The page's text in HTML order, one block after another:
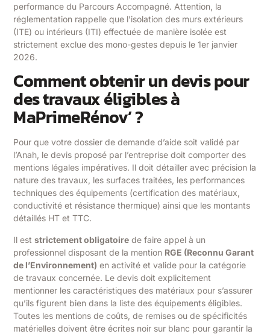
performance du Parcours Accompagné. Attention, la
réglementation rappelle que l’isolation des murs extérieurs
(ITE) ou intérieurs (ITI) effectuée de manière isolée est
strictement exclue des mono-gestes depuis le 1er janvier
2026.
Comment obtenir un devis pour
des travaux éligibles à
MaPrimeRénov’ ?
Pour que votre dossier de demande d’aide soit validé par
l’Anah, le devis proposé par l’entreprise doit comporter des
mentions légales impératives. Il doit détailler avec précision la
nature des travaux, les surfaces traitées, les performances
techniques des équipements (certification des matériaux,
conductivité et résistance thermique) ainsi que les montants
détaillés HT et TTC.
Il eststrictement obligatoire de faire appel à un
professionnel disposant de la mention RGE (Reconnu Garant
de l’Environnement) en activité et valide pour la catégorie
de travaux concernée. Le devis doit explicitement
mentionner les caractéristiques des matériaux pour s’assurer
qu’ils figurent bien dans la liste des équipements éligibles.
Toutes les mentions de coûts, de remises ou de spécificités
matérielles doivent être écrites noir sur blanc pour garantir la